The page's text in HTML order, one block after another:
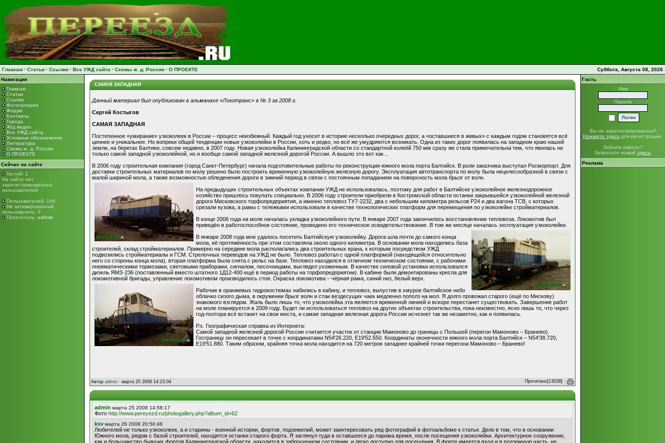
Главная · Статьи · Ссылки · Все УЖД сайта · Схемы ж. д. России · О ПРОЕКТЕ
Суббота, Августа 08, 2026
Навигация
Главная
Статьи
Ссылки
Фотогалерея
Форум
Контакты
Города
Ж/д видео
Все УЖД сайта
Условные обозначения
Литература
Схемы ж. д. России
О ПРОЕКТЕ
Сейчас на сайте
Гостей: 1
На сайте нет
зарегистрированных
пользователей
Пользователей: 146
Не активированный
пользователь: 0
Посетитель: ed4mk
САМАЯ ЗАПАДНАЯ
Данный материал был опубликован в альманахе «Локотранс» в № 3 за 2008 г.
Сергей Костыгов
САМАЯ ЗАПАДНАЯ
Постепенное «умирание» узкоколеек в России – процесс неизбежный. Каждый год уносит в историю несколько очередных дорог, а «оставшиеся в живых» с каждым годом становятся всё
ценнее и уникальнее. Но вопреки общей тенденции новые узкоколейки в России, хоть и редко, но всё же умудряются возникать. Одна из таких дорог появилась на западном краю нашей
земли, на берегах Балтики, совсем недавно, в 2007 году. Новая узкоколейка Калининградской области со стандартной колеёй 750 мм сразу же стала примечательна тем, что явилась не
только самой западной узкоколейной, но и вообще самой западной железной дорогой России. А вышло это вот как…
В 2006 году строительная компания (город Санкт-Петербург) начала подготовительные работы по реконструкции южного мола порта Балтийск. В роли заказчика выступал Росморпорт. Для
доставки строительных материалов по молу решено было построить временную узкоколейную железную дорогу. Эксплуатация автотранспорта по молу была нецелесообразной в связи с
малой шириной мола, а также возможностью обледенения дороги в зимний период в связи с постоянным попаданием на поверхность мола брызг от волн.
На предыдущих строительных объектах компании УЖД не использовалась, поэтому для работ в Балтийске узкоколейное железнодорожное
хозяйство пришлось покупать специально. В 2006 году строители приобрели в Костромской области останки закрывшейся узкоколейной железной
дороги Мисковского торфопредприятия, а именно тепловоз ТУ7-2232, два с небольшим километра рельсов Р24 и два вагона ТСВ, с которых
срезали кузова, а рамы с тележками использовали в качестве технологических платформ для перемещения по узкоколейке стройматериалов.
В конце 2006 года на моле началась укладка узкоколейного пути. В январе 2007 года закончилось восстановление тепловоза. Локомотив был
приведён в работоспособное состояние, проведено его техническое освидетельствование. В том же месяце началась эксплуатация узкоколейки.
В январе 2008 года мне удалось посетить Балтийскую узкоколейку. Дорога шла почти до самого конца
мола, её протяжённость при этом составляла около одного километра. В основании мола находились база
строителей, склад стройматериалов. Примерно на середине мола располагались два строительных крана, к которым посредством УЖД
подвозились стройматериалы и ГСМ. Стрелочных переводов на УЖД не было. Тепловоз работал с одной платформой (находящейся относительно
него со стороны конца мола), вторая платформа была снята с рельс на базе. Тепловоз находился в отличном техническом состоянии, с рабочими
пневматическими тормозами, световыми приборами, сигналом, песочницами, выглядел ухоженным. В качестве силовой установки использовался
дизель ЯМЗ-236 (поставленный вместо штатного 1Д12-400 ещё в период работы на торфопредприятии). В кабине были демонтированы кресла для
локомотивной бригады, управление локомотивом производилось стоя. Окраска локомотива – чёрная рама, синий низ, белый верх.
Рабочие в оранжевых гидрокостюмах набились в кабину, и тепловоз, выпустив в хмурое балтийское небо
облачко сизого дыма, в окружении брызг волн и стаи вездесущих чаек медленно пополз на мол. Я долго провожал старого (ещё по Мискову)
знакомого взглядом. Жаль было лишь то, что узкоколейка эта является временной линией и вскоре перестанет существовать. Завершение работ
на моле планируется в 2009 году. Будет ли использоваться тепловоз на других объектах строительства, пока неизвестно, ясно лишь то, что через
год-полтора всё встанет на свои места, и самая западная железная дорога России исчезнет так же незаметно, как и появилась.
Р.s. Географическая справка из Интернета:
Самой западной железной дорогой России считается участок от станции Мамоново до границы с Польшей (перегон Мамоново – Бранево).
Госграницу он пересекает в точке с координатами N54'26.220, E19'52.550. Координаты оконечности южного мола порта Балтийск – N54'38.720,
E19'51.880. Таким образом, крайняя точка мола находится на 720 метров западнее крайней точки перегона Мамоново – Бранево!
Автор admin · марта 25 2008 14:23:04 Прочитано[13038] ·
admin марта 25 2008 14:58:17
Фото http://www.pereyezd.ru/photogallery.php?album_id=62
ksv марта 26 2008 20:50:46
Любителей не только узкоколеек, а и старины - военной истории, фортов, подземелий, может заинтересовать ряд фотографий в фотоальбоме к статье. Дело в том, что в основании
Южного мола, рядом с базой строителей, находятся останки старого форта. Я заглянул туда в оставшееся до парома время, после посещения узкоколейки. Архитектурное сооружение,
как и большинство бывших фортов Калининградской области, находится в заброшенном состоянии, и легко доступно для посещения. В форте имеется вход и в подземную часть, но,
Гость
Имя
Пароль
Вы не зарегистрированны?
Нажмите здесь для регистрации.
Забыли пароль?
Запросите новый здесь.
Реклама